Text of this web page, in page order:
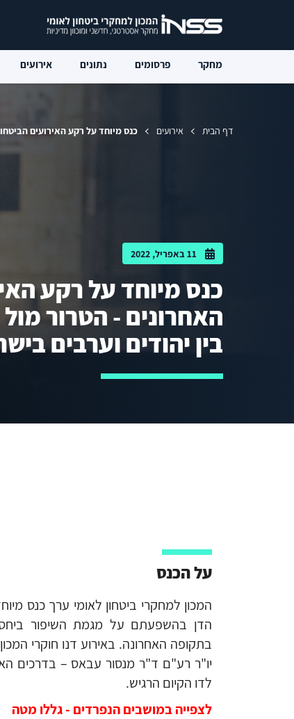
מחקר פרסומים נתונים אירועים
דף הבית אירועים כנס מיוחד על רקע האירועים
11 באפריל, 2022
כנס מיוחד על רקע
האחרונים - הטרור
בין יהודים וערבים
על הכנס
המכון למחקרי ביטחון לאומי ערך כנס
הדן בהשפעתם על מגמת השיפור
בתקופה האחרונה. באירוע דנו חוקרי
יו"ר רע"ם ד"ר מנסור עבאס – בדרכים
לדו הקיום הרגיש.
לצפייה במושבים הנפרדים - גללו מטה